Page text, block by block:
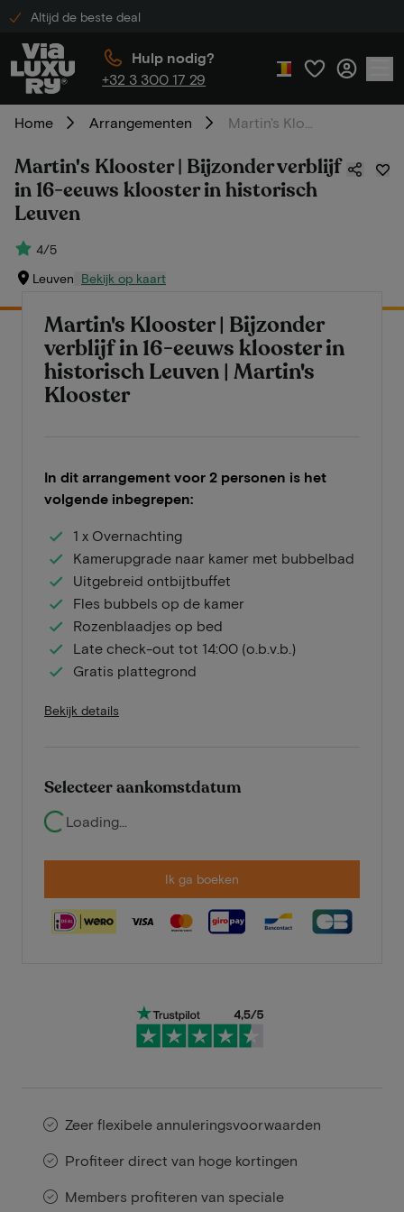
Altijd de beste deal
Hulp nodig?
+32 3 300 17 29
Home Arrangementen
Martin's Klooster | Bijzonder verblijf
in 16-eeuws klooster in historisch
Leuven
4/5
Leuven Bekijk op kaart
Martin's Klooster | Bijzonder
verblijf in 16-eeuws klooster in
historisch Leuven | Martin's
Klooster
In dit arrangement voor 2 personen is het
volgende inbegrepen:
1 x Overnachting
Kamerupgrade naar kamer met bubbelbad
Uitgebreid ontbijtbuffet
Fles bubbels op de kamer
Rozenblaadjes op bed
Late check-out tot 14:00 (o.b.v.b.)
Gratis plattegrond
Bekijk details
Selecteer aankomstdatum
Loading...
Ik ga boeken
Zeer flexibele annuleringsvoorwaarden
Profiteer direct van hoge kortingen
Members profiteren van speciale